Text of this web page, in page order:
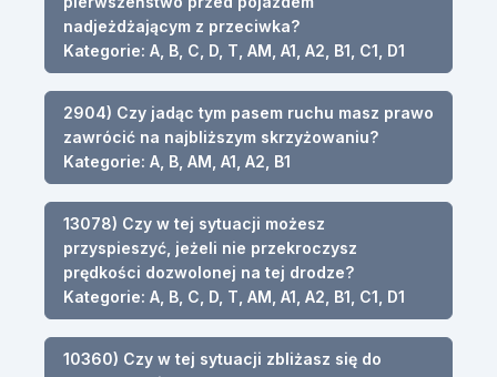
nadjeżdżającym z przeciwka?
Kategorie: A, B, C, D, T, AM, A1, A2, B1, C1, D1
2904) Czy jadąc tym pasem ruchu masz prawo
zawrócić na najbliższym skrzyżowaniu?
Kategorie: A, B, AM, A1, A2, B1
13078) Czy w tej sytuacji możesz
przyspieszyć, jeżeli nie przekroczysz
prędkości dozwolonej na tej drodze?
Kategorie: A, B, C, D, T, AM, A1, A2, B1, C1, D1
10360) Czy w tej sytuacji zbliżasz się do